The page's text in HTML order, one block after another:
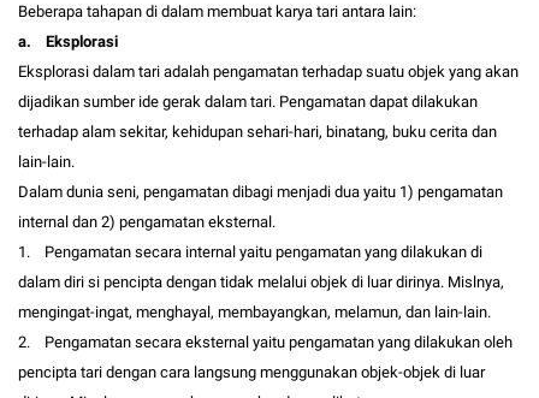
Beberapa tahapan di dalam membuat karya tari antara lain:
a. Eksplorasi
Eksplorasi dalam tari adalah pengamatan terhadap suatu objek yang akan
dijadikan sumber ide gerak dalam tari. Pengamatan dapat dilakukan
terhadap alam sekitar, kehidupan sehari-hari, binatang, buku cerita dan
lain-lain.
Dalam dunia seni, pengamatan dibagi menjadi dua yaitu 1) pengamatan
internal dan 2) pengamatan eksternal.
1. Pengamatan secara internal yaitu pengamatan yang dilakukan di
dalam diri si pencipta dengan tidak melalui objek di luar dirinya. Mislnya,
mengingat-ingat, menghayal, membayangkan, melamun, dan lain-lain.
2. Pengamatan secara eksternal yaitu pengamatan yang dilakukan oleh
pencipta tari dengan cara langsung menggunakan objek-objek di luar